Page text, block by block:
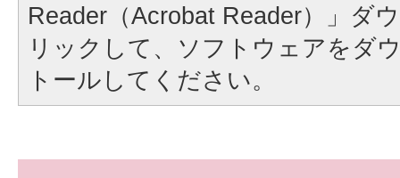
Reader（Acrobat Reader）」ダ
リックして、ソフトウェアをダ
トールしてください。